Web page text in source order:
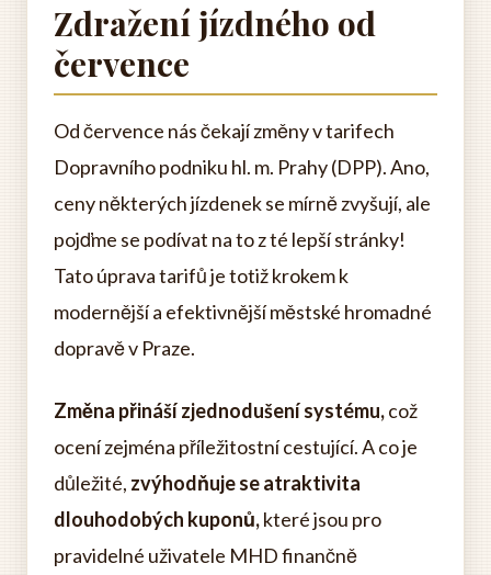
Zdražení jízdného od
července
Od července nás čekají změny v tarifech
Dopravního podniku hl. m. Prahy (DPP). Ano,
ceny některých jízdenek se mírně zvyšují, ale
pojďme se podívat na to z té lepší stránky!
Tato úprava tarifů je totiž krokem k
modernější a efektivnější městské hromadné
dopravě v Praze.
Změna přináší zjednodušení systému,což
ocení zejména příležitostní cestující. A co je
důležité, zvýhodňuje se atraktivita
dlouhodobých kuponů,které jsou pro
pravidelné uživatele MHD finančně